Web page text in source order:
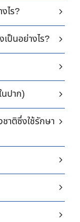
ไร?
ป็นอย่างไร?
ปาก)
าติซึ่งใช้รักษา